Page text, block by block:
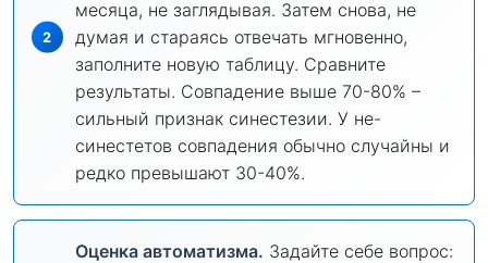
месяца, не заглядывая. Затем снова, не
думая и стараясь отвечать мгновенно,
заполните новую таблицу. Сравните
результаты. Совпадение выше 70-80% –
сильный признак синестезии. У не-
синестетов совпадения обычно случайны и
редко превышают 30-40%.
Оценка автоматизма. Задайте себе вопрос: